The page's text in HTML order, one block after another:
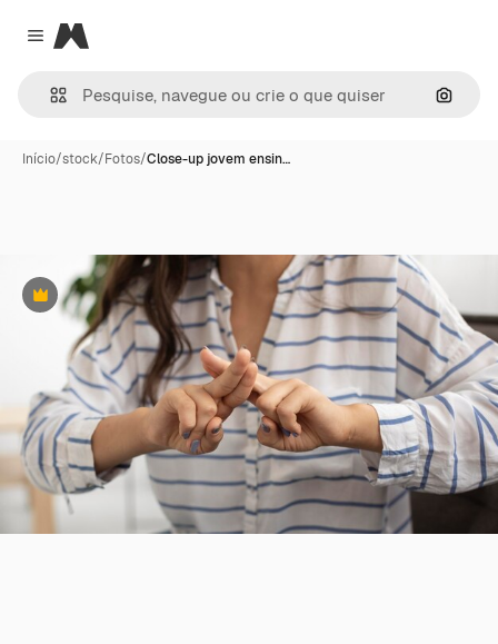
Close menu
Magnific
Início/stock/Fotos/Close-up jovem ensin…
Premium